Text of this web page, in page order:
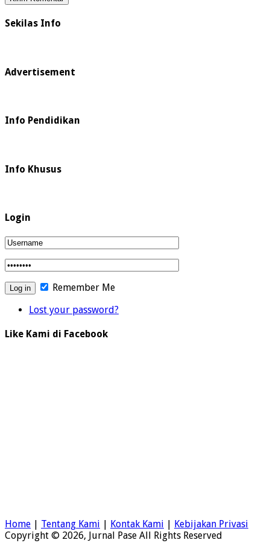
Sekilas Info
Advertisement
Info Pendidikan
Info Khusus
Login
Remember Me
Lost your password?
Like Kami di Facebook
Home Tentang Kami Kontak Kami
Kebijakan Privasi
Copyright © 2026, Jurnal Pase All Rights Reserved